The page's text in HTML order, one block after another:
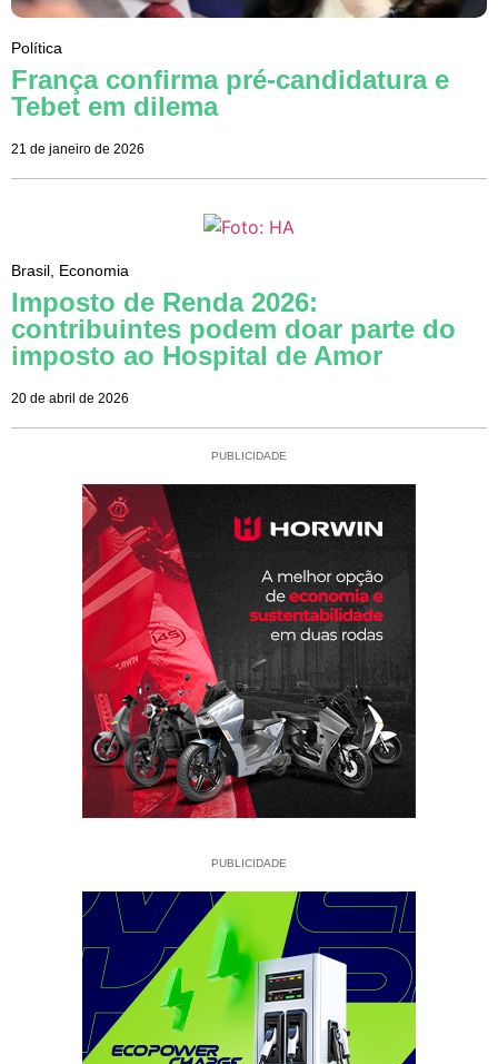
Política
França confirma pré-candidatura e
Tebet em dilema
21 de janeiro de 2026
Brasil, Economia
Imposto de Renda 2026:
contribuintes podem doar parte do
imposto ao Hospital de Amor
20 de abril de 2026
PUBLICIDADE
PUBLICIDADE